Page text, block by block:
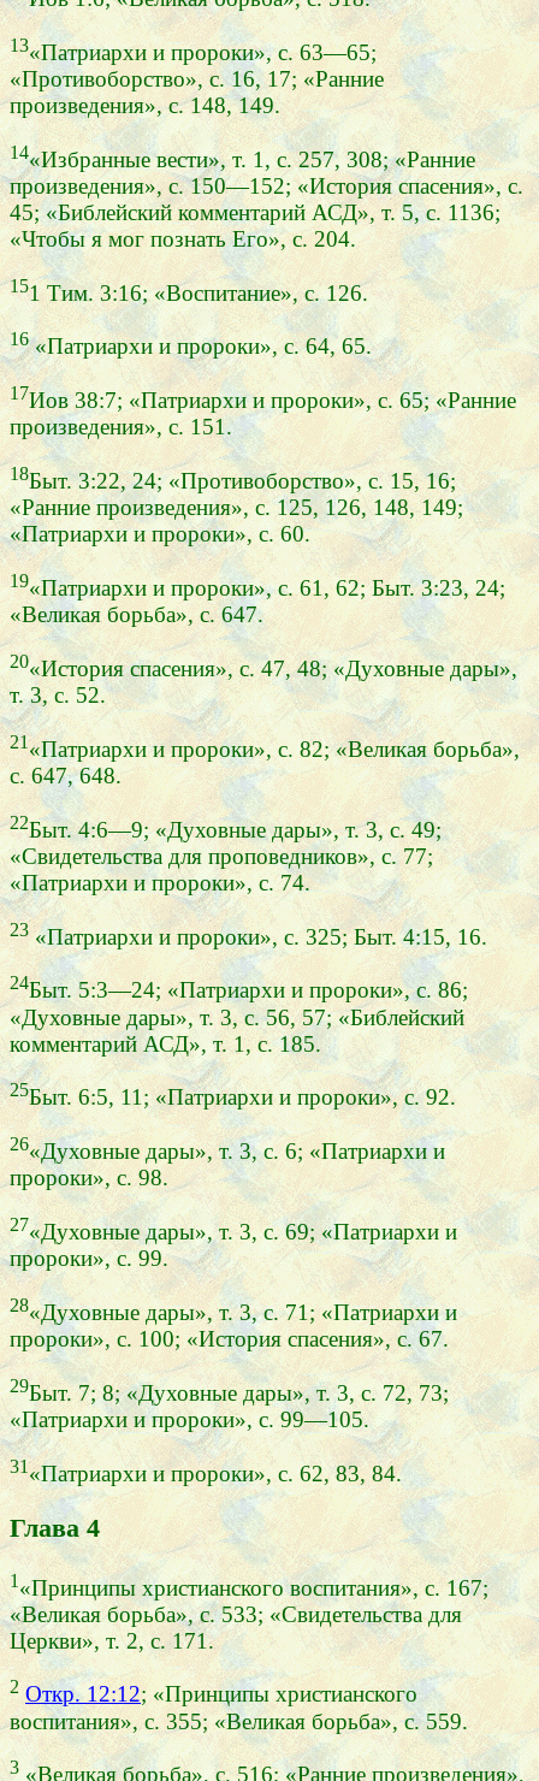
13«Патриархи и пророки», с. 63—65;
«Противоборство», с. 16, 17; «Ранние
произведения», с. 148, 149.
14«Избранные вести», т. 1, с. 257, 308; «Ранние
произведения», с. 150—152; «История спасения», с.
45; «Библейский комментарий АСД», т. 5, с. 1136;
«Чтобы я мог познать Его», с. 204.
151 Тим. 3:16; «Воспитание», с. 126.
16«Патриархи и пророки», с. 64, 65.
17Иов 38:7; «Патриархи и пророки», с. 65; «Ранние
произведения», с. 151.
18Быт. 3:22, 24; «Противоборство», с. 15, 16;
«Ранние произведения», с. 125, 126, 148, 149;
«Патриархи и пророки», с. 60.
19«Патриархи и пророки», с. 61, 62; Быт. 3:23, 24;
«Великая борьба», с. 647.
20«История спасения», с. 47, 48; «Духовные дары»,
т. 3, с. 52.
21«Патриархи и пророки», с. 82; «Великая борьба»,
с. 647, 648.
22Быт. 4:6—9; «Духовные дары», т. 3, с. 49;
«Свидетельства для проповедников», с. 77;
«Патриархи и пророки», с. 74.
23 «Патриархи и пророки», с. 325; Быт. 4:15, 16.
24Быт. 5:3—24; «Патриархи и пророки», с. 86;
«Духовные дары», т. 3, с. 56, 57; «Библейский
комментарий АСД», т. 1, с. 185.
25Быт. 6:5, 11; «Патриархи и пророки», с. 92.
26«Духовные дары», т. 3, с. 6; «Патриархи и
пророки», с. 98.
27«Духовные дары», т. 3, с. 69; «Патриархи и
пророки», с. 99.
28«Духовные дары», т. 3, с. 71; «Патриархи и
пророки», с. 100; «История спасения», с. 67.
29Быт. 7; 8; «Духовные дары», т. 3, с. 72, 73;
«Патриархи и пророки», с. 99—105.
31«Патриархи и пророки», с. 62, 83, 84.
Глава 4
1 «Принципы христианского воспитания», с. 167;
«Великая борьба», с. 533; «Свидетельства для
Церкви», т. 2, с. 171.
2 Откр. 12:12; «Принципы христианского
воспитания», с. 355; «Великая борьба», с. 559.
3 «Великая борьба», с. 516; «Ранние произведения»,